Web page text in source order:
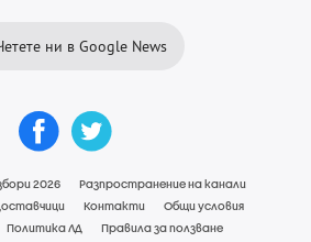
ни в Google News
2026
Разпространение на канали
Контакти
Общи условия
Политика ЛД Правила за ползване